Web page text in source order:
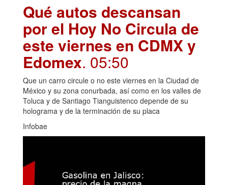
Qué autos descansan
por el Hoy No Circula de
este viernes en CDMX y
Edomex. 05:50
Que un carro circule o no este viernes en la Ciudad de
México y su zona conurbada, así como en los valles de
Toluca y de Santiago Tianguistenco depende de su
holograma y de la terminación de su placa
Infobae